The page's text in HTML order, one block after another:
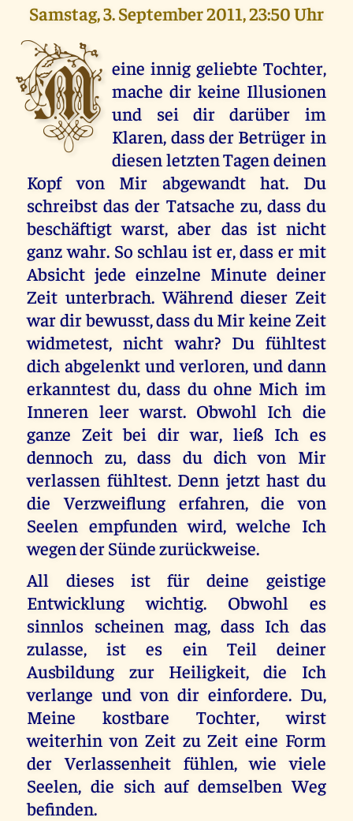
Samstag, 3. September 2011, 23:50 Uhr
M eine innig geliebte Tochter,
mache dir keine Illusionen
und sei dir darüber im
Klaren, dass der Betrüger in
diesen letzten Tagen deinen
Kopf von Mir abgewandt hat. Du
schreibst das der Tatsache zu, dass du
beschäftigt warst, aber das ist nicht
ganz wahr. So schlau ist er, dass er mit
Absicht jede einzelne Minute deiner
Zeit unterbrach. Während dieser Zeit
war dir bewusst, dass du Mir keine Zeit
widmetest, nicht wahr? Du fühltest
dich abgelenkt und verloren, und dann
erkanntest du, dass du ohne Mich im
Inneren leer warst. Obwohl Ich die
ganze Zeit bei dir war, ließ Ich es
dennoch zu, dass du dich von Mir
verlassen fühltest. Denn jetzt hast du
die Verzweiflung erfahren, die von
Seelen empfunden wird, welche Ich
wegen der Sünde zurückweise.
All dieses ist für deine geistige
Entwicklung wichtig. Obwohl es
sinnlos scheinen mag, dass Ich das
zulasse, ist es ein Teil deiner
Ausbildung zur Heiligkeit, die Ich
verlange und von dir einfordere. Du,
Meine kostbare Tochter, wirst
weiterhin von Zeit zu Zeit eine Form
der Verlassenheit fühlen, wie viele
Seelen, die sich auf demselben Weg
befinden.